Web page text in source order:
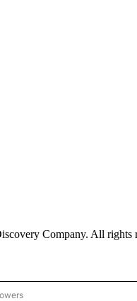
Company. All rights
- SPANISH" TO RECEIVE